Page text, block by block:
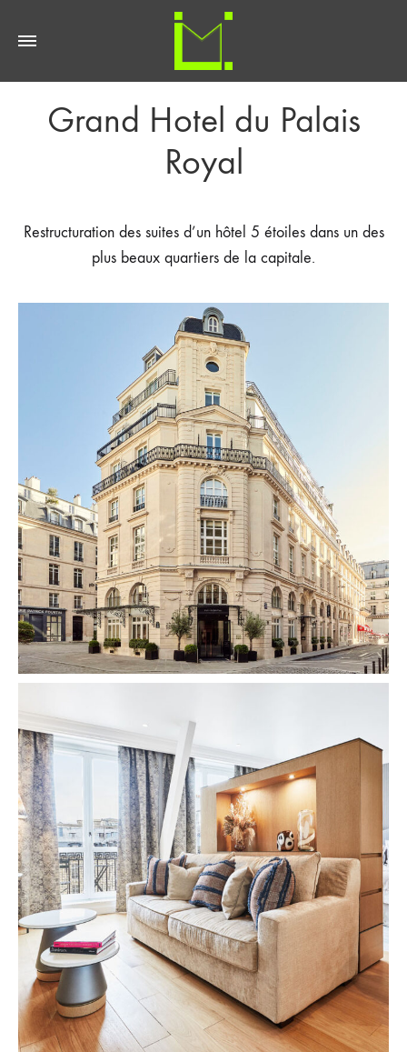
Grand Hotel du Palais
Royal
Restructuration des suites d’un hôtel 5 étoiles dans un des
plus beaux quartiers de la capitale.